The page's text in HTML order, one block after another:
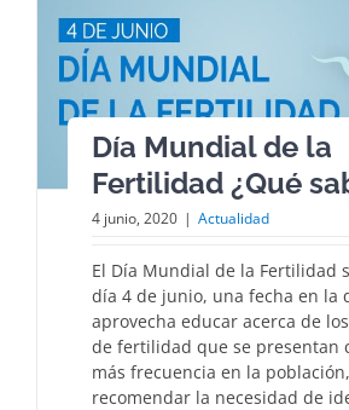
Día Mundial de la
Fertilidad ¿Qué
4 junio, 2020 | Actualidad
El Día Mundial de la Fertilidad
día 4 de junio, una fecha en la
aprovecha educar acerca de
de fertilidad que se presentan
más frecuencia en la
recomendar la necesidad de